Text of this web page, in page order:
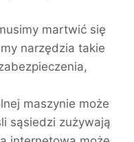
martwić się
narzędzia takie
maszynie może
sąsiedzi zużywają